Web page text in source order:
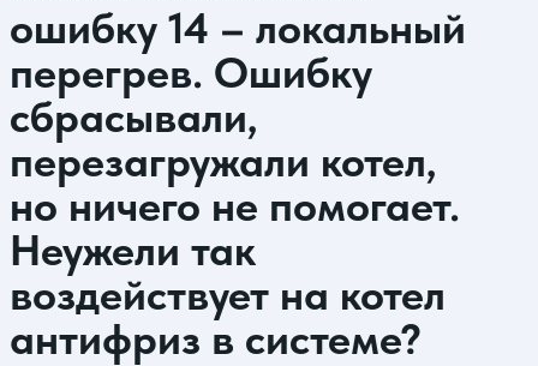
ошибку 14 – локальный
перегрев. Ошибку
сбрасывали,
перезагружали котел,
но ничего не помогает.
Неужели так
воздействует на котел
антифриз в системе?